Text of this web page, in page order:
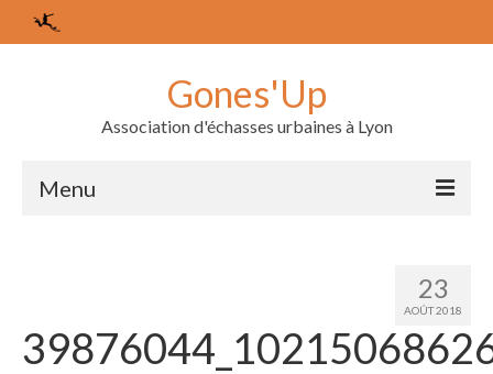
Gones'Up
Association d'échasses urbaines à Lyon
Menu
Le bureau
23
AOÛT 2018